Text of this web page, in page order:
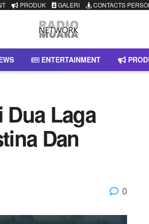
PRODUK GALERI CONTACTS
ENTERTAINMENT
Laga
Dan
0